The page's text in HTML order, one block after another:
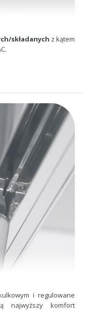
składanych z kątem
i regulowane
najwyższy komfort